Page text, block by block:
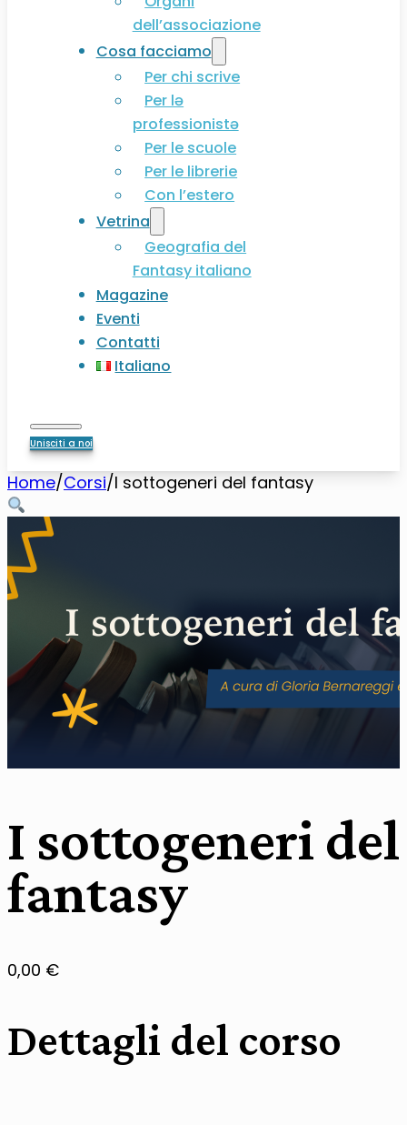
dell’associazione
Cosa facciamo
Per chi scrive
Per lə
professionistə
Per le scuole
Per le librerie
Con l’estero
Vetrina
Geografia del
Fantasy italiano
Magazine
Eventi
Contatti
Italiano
Unisciti a noi
Home/Corsi/I sottogeneri del fantasy
I sottogeneri del
fantasy
0,00 €
Dettagli del corso